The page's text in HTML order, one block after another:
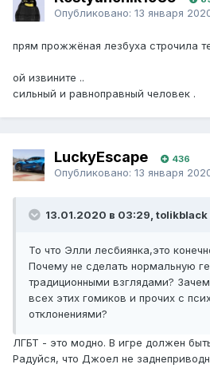
Опубликовано: 13 января
прям прожжёная лезбуха строчила
ой извините ..
сильный и равноправный человек .
LuckyEscape 436
Опубликовано: 13 января
13.01.2020 в 03:29, tolikblack
То что Элли лесбиянка,это
Почему не сделать нормальную
традиционными взглядами?
всех этих гомиков и прочих с
отклонениями?
ЛГБТ - это модно. В игре должен
Радуйся, что Джоел не